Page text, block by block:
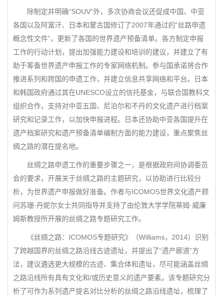
除制定并明确“SOUV”外，多次协商会议还促成中国、中亚
各国以及阿富汗、日本和蒙古国修订了2007年通过的“丝路申遗
概念性文件”，更新了各国的世界遗产预备清单。各方制定申报
工作的行动计划，提出加强能力建设和培训的建议，并建立了有
助于筹备世界遗产申报工作的专家网络机制。参与国承诺将合作
推进系列和跨国的申遗工作，并建立信息共享网络和平台。日本
和韩国政府通过其在UNESCO设立的信托基金，与联合国教科文
组织合作，支持对中亚五国、尼泊尔和不丹的文化遗产进行档案
研究和记录工作，以加快申报进程。日本还协助中亚各国提升在
遗产档案研究和遗产预备清单编制方面的能力建设，重点聚焦丝
绸之路的潜在提名地。
丝绸之路申遗工作的重要步骤之一，是根据政府间协调委员
会的要求，开展关于丝绸之路的主题研究，以协助进行比较分
析，为世界遗产申报做好准备。作者与ICOMOS世界文化遗产顾
问苏珊·丹妮尔女士共同指导并支持了由伦敦大学学院蒂姆·威廉
姆斯教授所开展的丝绸之路专题研究工作。
《丝绸之路：ICOMOS专题研究》（Williams，2014）识别
了跨越国界的丝绸之路沿线古迹遗址，并提出了“遗产廊道”方
法，建议遴选更大规模的古迹、集合体和遗址，尽可能涵盖丝绸
之路沿线所有具有文化和/或历史意义的遗产要素。该专题研究分
析了可作为系列遗产提名对比分析的丝绸之路沿线遗址，梳理了